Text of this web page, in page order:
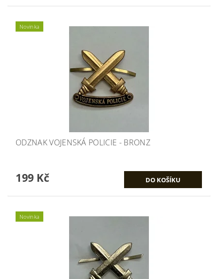
Novinka
ODZNAK VOJENSKÁ POLICIE - BRONZ
199 Kč
Novinka